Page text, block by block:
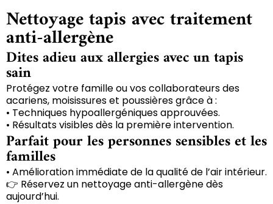
Nettoyage tapis avec traitement
anti-allergène
Dites adieu aux allergies avec un tapis
sain
Protégez votre famille ou vos collaborateurs des
acariens, moisissures et poussières grâce à :
• Techniques hypoallergéniques approuvées.
• Résultats visibles dès la première intervention.
Parfait pour les personnes sensibles et les
familles
• Amélioration immédiate de la qualité de l’air intérieur.
👉 Réservez un nettoyage anti-allergène dès
aujourd’hui.